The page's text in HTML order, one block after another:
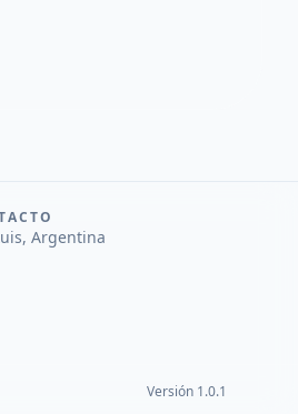
Argentina
Versión 1.0.1